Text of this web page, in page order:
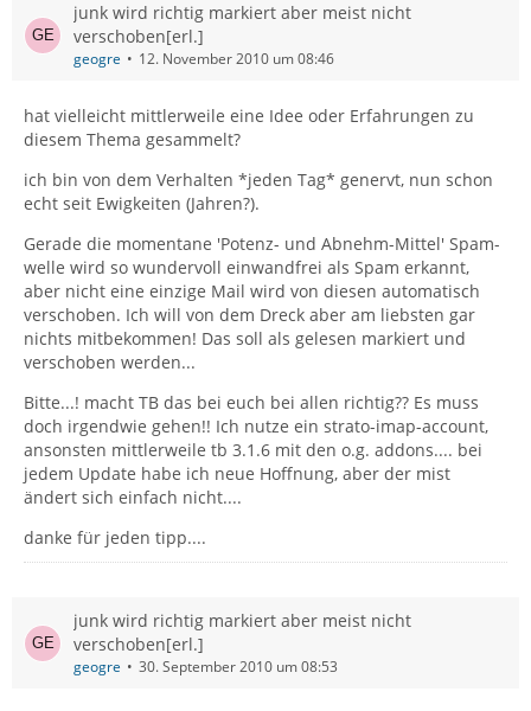
junk wird richtig markiert aber meist nicht
verschoben[erl.]
geogre 12. November 2010 um 08:46
hat vielleicht mittlerweile eine Idee oder Erfahrungen zu
diesem Thema gesammelt?
ich bin von dem Verhalten *jeden Tag* genervt, nun schon
echt seit Ewigkeiten (Jahren?).
Gerade die momentane 'Potenz- und Abnehm-Mittel' Spam-
welle wird so wundervoll einwandfrei als Spam erkannt,
aber nicht eine einzige Mail wird von diesen automatisch
verschoben. Ich will von dem Dreck aber am liebsten gar
nichts mitbekommen! Das soll als gelesen markiert und
verschoben werden...
Bitte...! macht TB das bei euch bei allen richtig?? Es muss
doch irgendwie gehen!! Ich nutze ein strato-imap-account,
ansonsten mittlerweile tb 3.1.6 mit den o.g. addons.... bei
jedem Update habe ich neue Hoffnung, aber der mist
ändert sich einfach nicht....
danke für jeden tipp....
junk wird richtig markiert aber meist nicht
verschoben[erl.]
geogre 30. September 2010 um 08:53